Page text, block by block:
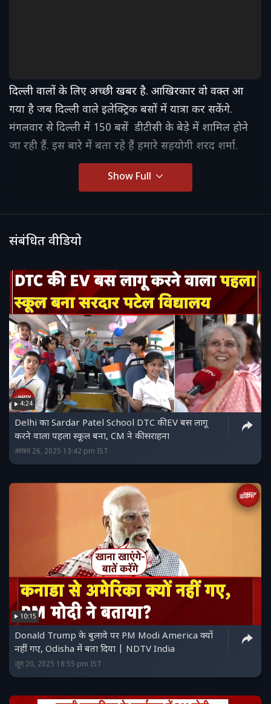
दिल्‍ली वालों के लिए अच्‍छी खबर है. आखिरकार वो वक्‍त आ
गया है जब दिल्‍ली वाले इलेक्ट्रिक बसों में यात्रा कर सकेंगे.
मंगलवार से दिल्‍ली में 150 बसें डीटीसी के बेड़े में शामिल होने
जा रही हैं. इस बारे में बता रहे हैं हमारे सहयोगी शरद शर्मा.
Show Full
संबंधित वीडियो
4:24
Delhi का Sardar Patel School DTC की EV बस लागू
करने वाला पहला स्कूल बना, CM ने की सराहना
अगस्त 26, 2025 13:42 pm IST
10:15
Donald Trump के बुलावे पर PM Modi America क्यों
नहीं गए, Odisha में बता दिया | NDTV India
जून 20, 2025 18:55 pm IST